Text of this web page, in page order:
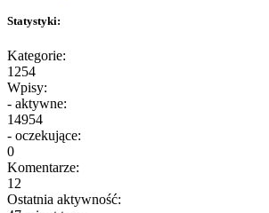
Statystyki:
Kategorie:
1254
Wpisy:
- aktywne:
14954
- oczekujące:
0
Komentarze:
12
Ostatnia aktywność: